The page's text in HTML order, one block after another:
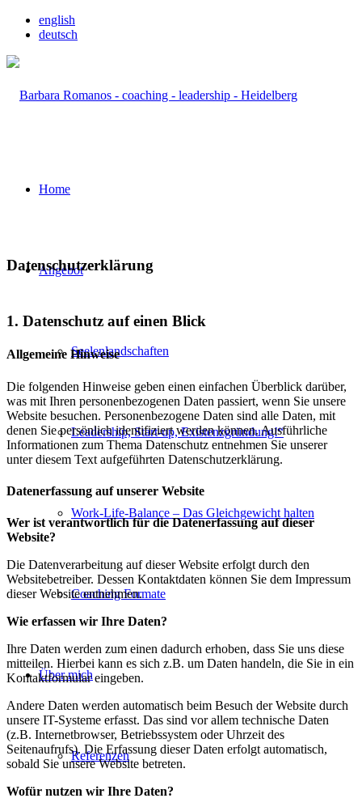
english
deutsch
Home
Angebot
Seelenlandschaften
Leadership, Start-up, Existenzgründung!“
Work-Life-Balance – Das Gleichgewicht halten
Coaching Formate
Über mich
Referenzen
Datenschutzerklärung
1. Datenschutz auf einen Blick
Allgemeine Hinweise
Die folgenden Hinweise geben einen einfachen Überblick darüber,
was mit Ihren personenbezogenen Daten passiert, wenn Sie unsere
Website besuchen. Personenbezogene Daten sind alle Daten, mit
denen Sie persönlich identifiziert werden können. Ausführliche
Informationen zum Thema Datenschutz entnehmen Sie unserer
unter diesem Text aufgeführten Datenschutzerklärung.
Datenerfassung auf unserer Website
Wer ist verantwortlich für die Datenerfassung auf dieser
Website?
Die Datenverarbeitung auf dieser Website erfolgt durch den
Websitebetreiber. Dessen Kontaktdaten können Sie dem Impressum
dieser Website entnehmen.
Wie erfassen wir Ihre Daten?
Ihre Daten werden zum einen dadurch erhoben, dass Sie uns diese
mitteilen. Hierbei kann es sich z.B. um Daten handeln, die Sie in ein
Kontaktformular eingeben.
Andere Daten werden automatisch beim Besuch der Website durch
unsere IT-Systeme erfasst. Das sind vor allem technische Daten
(z.B. Internetbrowser, Betriebssystem oder Uhrzeit des
Seitenaufrufs). Die Erfassung dieser Daten erfolgt automatisch,
sobald Sie unsere Website betreten.
Wofür nutzen wir Ihre Daten?